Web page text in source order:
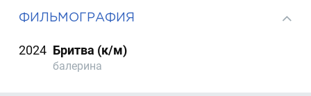
ФИЛЬМОГРАФИЯ
2024 Бритва (к/м)
балерина